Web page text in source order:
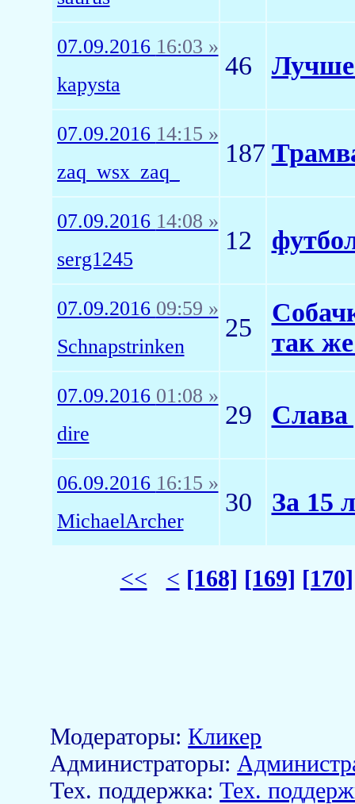
07.09.2016 16:03 »
kapysta
46 Лучше
07.09.2016 14:15 »
zaq_wsx_zaq_
187
07.09.2016 14:08 »
serg1245
12
07.09.2016 09:59 »
Schnapstrinken
25
так
07.09.2016 01:08 »
dire
29 Слава
06.09.2016 16:15 »
MichaelArcher
30 За 15
<< < [168] [169] [170]
Модераторы:Кликер
Aдминистраторы:
Тех. поддержка:Тех.